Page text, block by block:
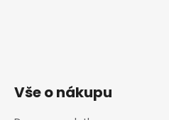
Vše o nákupu